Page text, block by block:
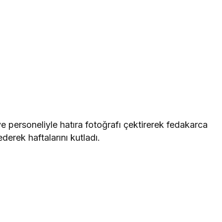
personeliyle hatıra fotoğrafı çektirerek fedakarca
haftalarını kutladı.